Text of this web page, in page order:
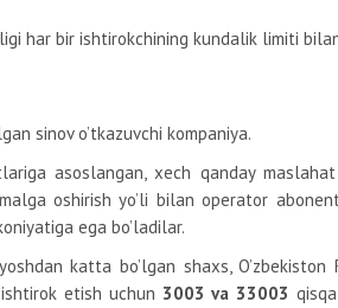
har bir ishtirokchining kundalik limiti
sinov o’tkazuvchi kompaniya.
asoslangan, xech qanday maslahat
oshirish yo’li bilan operator
ega bo’ladilar.
katta bo’lgan shaxs,
etish uchun 3003 va 33003